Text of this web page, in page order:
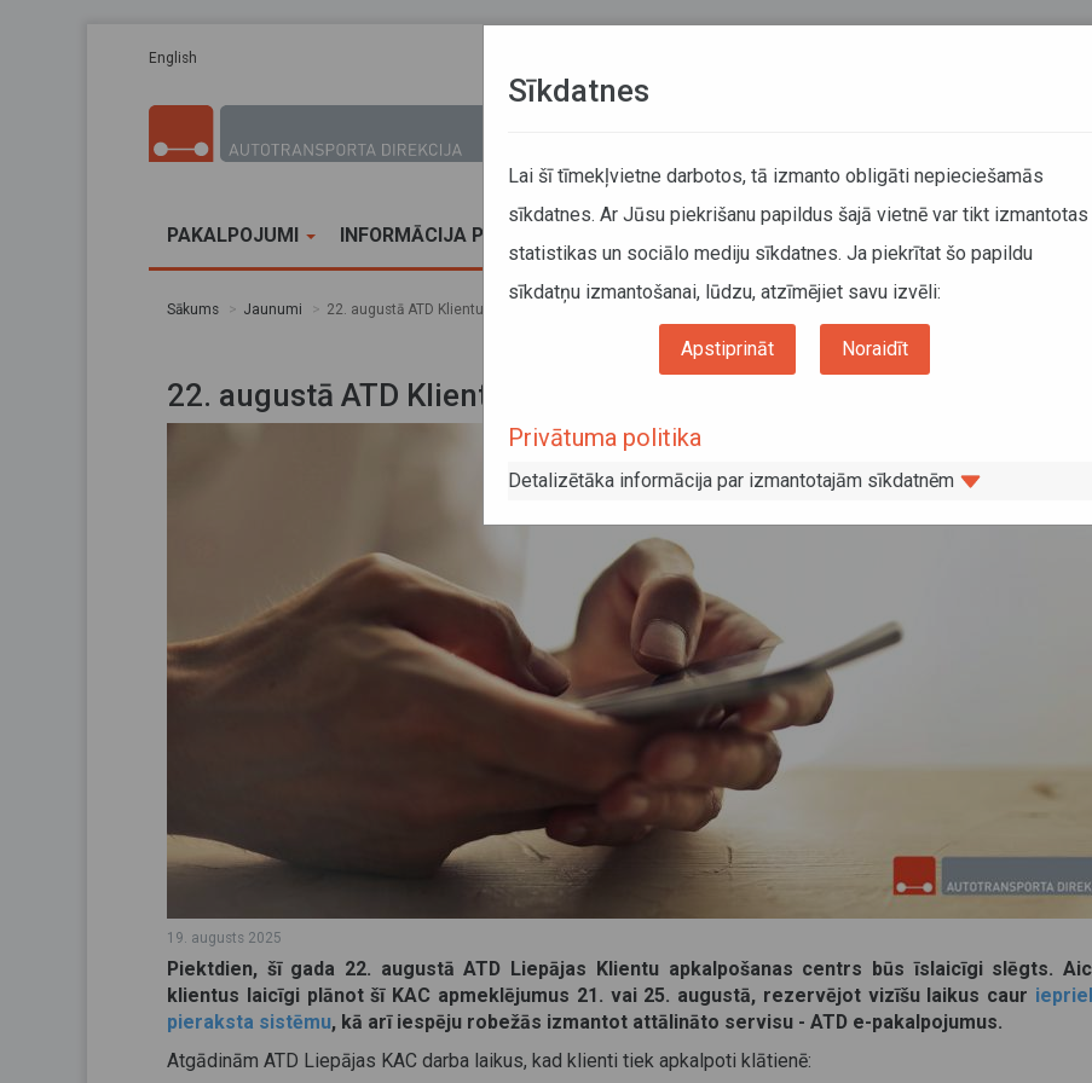
English
PAKALPOJUMI INFORMĀCIJA PĀRVADĀTĀJIEM
Sākums Jaunumi 22. augustā ATD Klientu apkalpošanas centrs Liepājā būs slēgts
22. augustā ATD Klientu apkalpošanas centrs Liepājā būs slēgts
19. augusts 2025
Piektdien, šī gada 22. augustā ATD Liepājas Klientu apkalpošanas centrs būs īslaicīgi slēgts.
klientus laicīgi plānot šī KAC apmeklējumus 21. vai 25. augustā, rezervējot vizīšu laikus caur
pieraksta sistēmu, kā arī iespēju robežās izmantot attālināto servisu - ATD e-pakalpojumus.
Atgādinām ATD Liepājas KAC darba laikus, kad klienti tiek apkalpoti klātienē:
Sīkdatnes
Lai šī tīmekļvietne darbotos, tā izmanto obligāti nepieciešamās
sīkdatnes. Ar Jūsu piekrišanu papildus šajā vietnē var tikt izmantotas
statistikas un sociālo mediju sīkdatnes. Ja piekrītat šo papildu
sīkdatņu izmantošanai, lūdzu, atzīmējiet savu izvēli:
Apstiprināt Noraidīt
Privātuma politika
Detalizētāka informācija par izmantotajām sīkdatnēm